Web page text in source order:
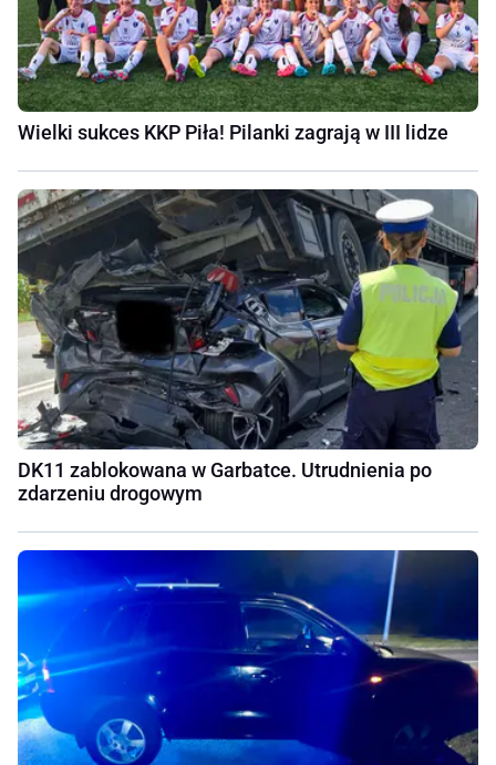
Wielki sukces KKP Piła! Pilanki zagrają w III lidze
DK11 zablokowana w Garbatce. Utrudnienia po
zdarzeniu drogowym